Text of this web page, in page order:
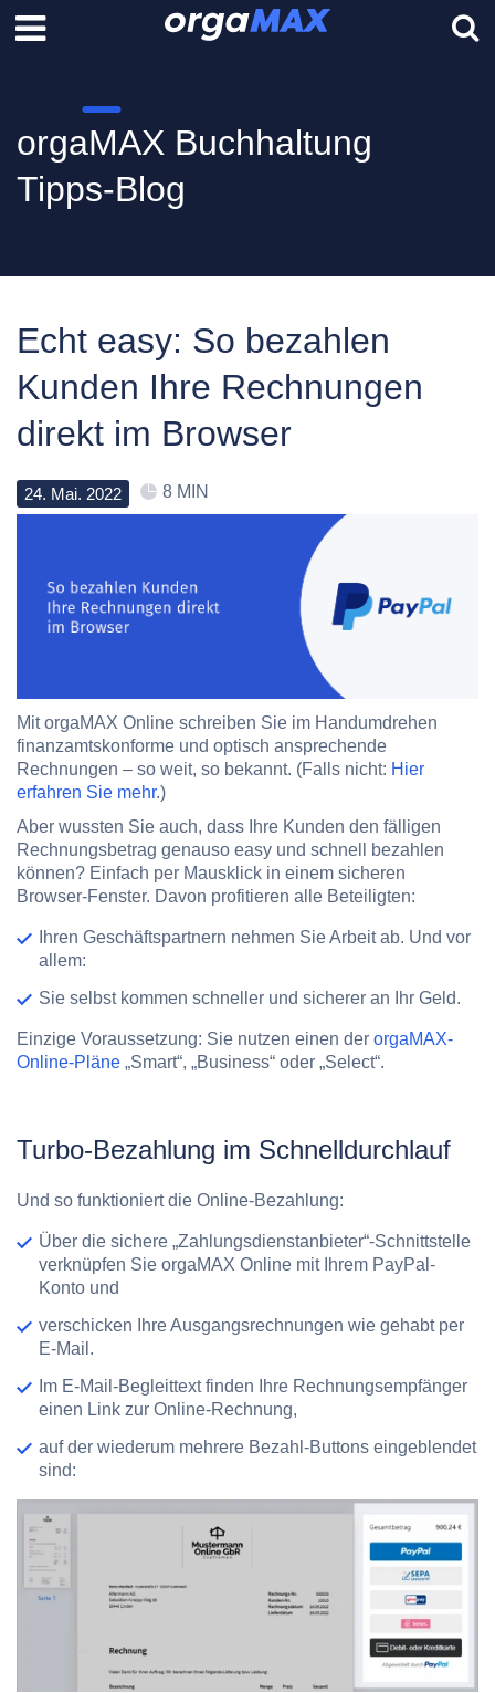
orgaMAX Buchhaltung
Tipps-Blog
Echt easy: So bezahlen
Kunden Ihre Rechnungen
direkt im Browser
24. Mai. 2022 8 MIN
Mit orgaMAX Online schreiben Sie im Handumdrehen
finanzamtskonforme und optisch ansprechende
Rechnungen – so weit, so bekannt. (Falls nicht: Hier
erfahren Sie mehr.)
Aber wussten Sie auch, dass Ihre Kunden den fälligen
Rechnungsbetrag genauso easy und schnell bezahlen
können? Einfach per Mausklick in einem sicheren
Browser-Fenster. Davon profitieren alle Beteiligten:
Ihren Geschäftspartnern nehmen Sie Arbeit ab. Und vor
allem:
Sie selbst kommen schneller und sicherer an Ihr Geld.
Einzige Voraussetzung: Sie nutzen einen der orgaMAX-
Online-Pläne „Smart“, „Business“ oder „Select“.
Turbo-Bezahlung im Schnelldurchlauf
Und so funktioniert die Online-Bezahlung:
Über die sichere „Zahlungsdienstanbieter“-Schnittstelle
verknüpfen Sie orgaMAX Online mit Ihrem PayPal-
Konto und
verschicken Ihre Ausgangsrechnungen wie gehabt per
E-Mail.
Im E-Mail-Begleittext finden Ihre Rechnungsempfänger
einen Link zur Online-Rechnung,
auf der wiederum mehrere Bezahl-Buttons eingeblendet
sind: